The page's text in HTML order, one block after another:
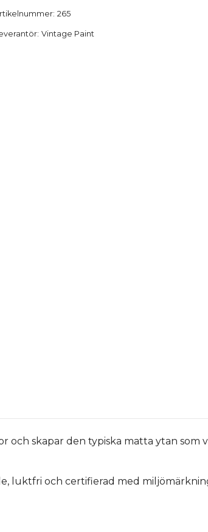
265
Vintage Paint
och skapar den typiska matta ytan som
luktfri och certifierad med